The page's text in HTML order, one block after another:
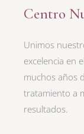
Centro
Unimos
excelencia en
muchos años
tratamiento a
resultados.